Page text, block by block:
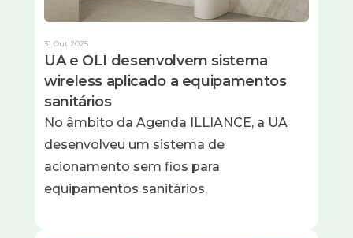
31 Out 2025
UA e OLI desenvolvem sistema
wireless aplicado a equipamentos
sanitários
No âmbito da Agenda ILLIANCE, a UA
desenvolveu um sistema de
acionamento sem fios para
equipamentos sanitários,